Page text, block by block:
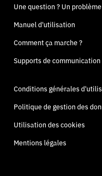
Une question ? Un
Manuel d'utilisation
Comment ça marche ?
Supports de communication
Conditions générales
Politique de gestion des
Utilisation des cookies
Mentions légales